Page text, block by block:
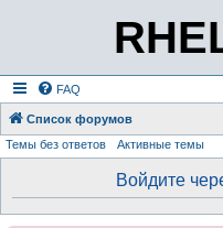
FAQ
Список форумов
Темы без ответов Активные темы
Войдите